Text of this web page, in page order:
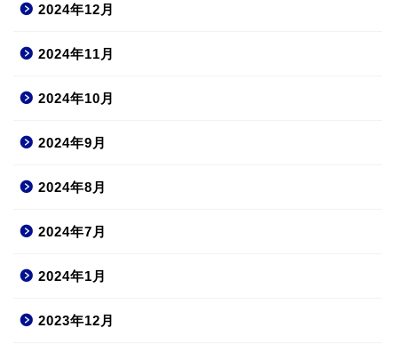
2024年12月
2024年11月
2024年10月
2024年9月
2024年8月
2024年7月
2024年1月
2023年12月